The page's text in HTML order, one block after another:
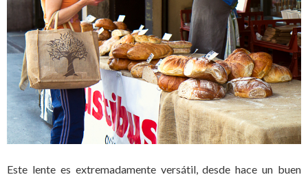
Este lente es extremadamente versátil, desde hace un buen